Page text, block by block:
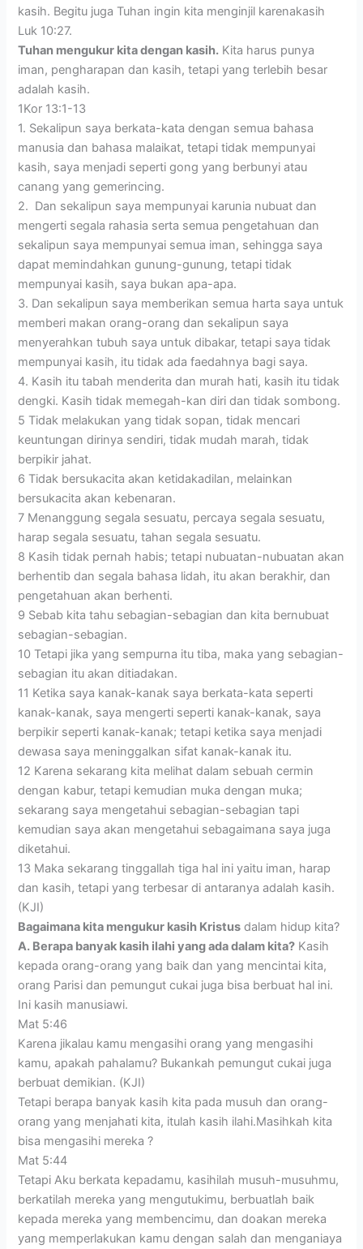
kasih. Begitu juga Tuhan ingin kita menginjil karenakasih
Luk 10:27.
Tuhan mengukur kita dengan kasih. Kita harus punya
iman, pengharapan dan kasih, tetapi yang terlebih besar
adalah kasih.
1Kor 13:1-13
1. Sekalipun saya berkata-kata dengan semua bahasa
manusia dan bahasa malaikat, tetapi tidak mempunyai
kasih, saya menjadi seperti gong yang berbunyi atau
canang yang gemerincing.
2. Dan sekalipun saya mempunyai karunia nubuat dan
mengerti segala rahasia serta semua pengetahuan dan
sekalipun saya mempunyai semua iman, sehingga saya
dapat memindahkan gunung-gunung, tetapi tidak
mempunyai kasih, saya bukan apa-apa.
3. Dan sekalipun saya memberikan semua harta saya untuk
memberi makan orang-orang dan sekalipun saya
menyerahkan tubuh saya untuk dibakar, tetapi saya tidak
mempunyai kasih, itu tidak ada faedahnya bagi saya.
4. Kasih itu tabah menderita dan murah hati, kasih itu tidak
dengki. Kasih tidak memegah-kan diri dan tidak sombong.
5 Tidak melakukan yang tidak sopan, tidak mencari
keuntungan dirinya sendiri, tidak mudah marah, tidak
berpikir jahat.
6 Tidak bersukacita akan ketidakadilan, melainkan
bersukacita akan kebenaran.
7 Menanggung segala sesuatu, percaya segala sesuatu,
harap segala sesuatu, tahan segala sesuatu.
8 Kasih tidak pernah habis; tetapi nubuatan-nubuatan akan
berhentib dan segala bahasa lidah, itu akan berakhir, dan
pengetahuan akan berhenti.
9 Sebab kita tahu sebagian-sebagian dan kita bernubuat
sebagian-sebagian.
10 Tetapi jika yang sempurna itu tiba, maka yang sebagian-
sebagian itu akan ditiadakan.
11 Ketika saya kanak-kanak saya berkata-kata seperti
kanak-kanak, saya mengerti seperti kanak-kanak, saya
berpikir seperti kanak-kanak; tetapi ketika saya menjadi
dewasa saya meninggalkan sifat kanak-kanak itu.
12 Karena sekarang kita melihat dalam sebuah cermin
dengan kabur, tetapi kemudian muka dengan muka;
sekarang saya mengetahui sebagian-sebagian tapi
kemudian saya akan mengetahui sebagaimana saya juga
diketahui.
13 Maka sekarang tinggallah tiga hal ini yaitu iman, harap
dan kasih, tetapi yang terbesar di antaranya adalah kasih.
(KJI)
Bagaimana kita mengukur kasih Kristus dalam hidup kita?
A. Berapa banyak kasih ilahi yang ada dalam kita? Kasih
kepada orang-orang yang baik dan yang mencintai kita,
orang Parisi dan pemungut cukai juga bisa berbuat hal ini.
Ini kasih manusiawi.
Mat 5:46
Karena jikalau kamu mengasihi orang yang mengasihi
kamu, apakah pahalamu? Bukankah pemungut cukai juga
berbuat demikian. (KJI)
Tetapi berapa banyak kasih kita pada musuh dan orang-
orang yang menjahati kita, itulah kasih ilahi.Masihkah kita
bisa mengasihi mereka ?
Mat 5:44
Tetapi Aku berkata kepadamu, kasihilah musuh-musuhmu,
berkatilah mereka yang mengutukimu, berbuatlah baik
kepada mereka yang membencimu, dan doakan mereka
yang memperlakukan kamu dengan salah dan menganiaya